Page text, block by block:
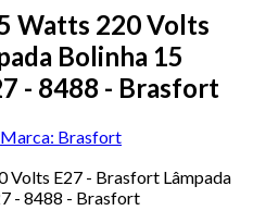
Watts 220 Volts
Bolinha 15
- 8488 - Brasfort
Marca: Brasfort
Volts E27 - Brasfort Lâmpada
- 8488 - Brasfort